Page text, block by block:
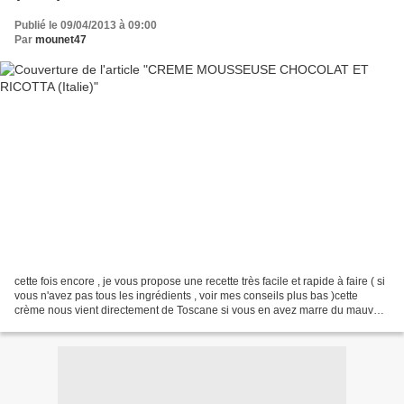
Publié le 09/04/2013 à 09:00
Par mounet47
cette fois encore , je vous propose une recette très facile et rapide à faire ( si
vous n'avez pas tous les ingrédients , voir mes conseils plus bas )cette
crème nous vient directement de Toscane si vous en avez marre du mauvais